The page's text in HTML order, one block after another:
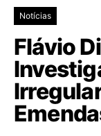
Notícias
Flávio